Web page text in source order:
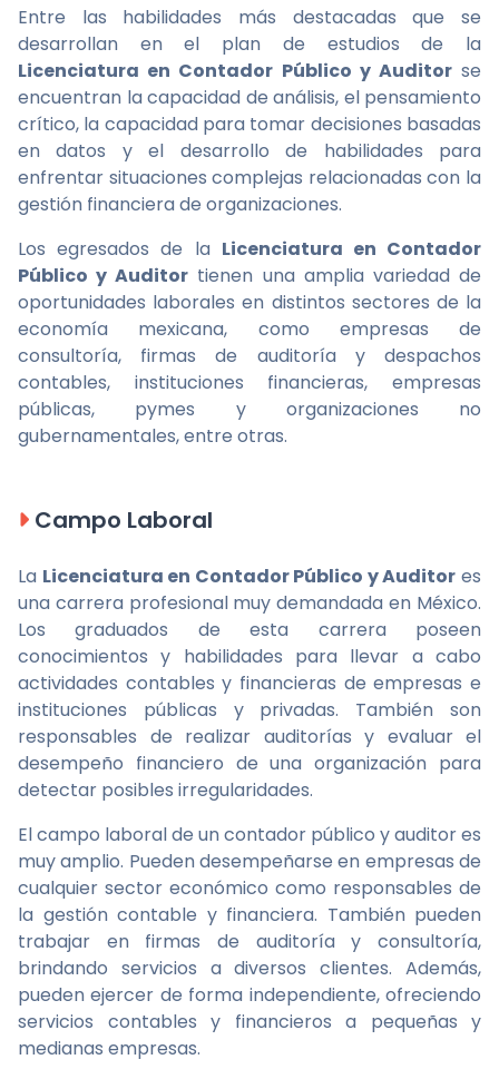
Entre las habilidades más destacadas que se
desarrollan en el plan de estudios de la
Licenciatura en Contador Público y Auditorse
encuentran la capacidad de análisis, el pensamiento
crítico, la capacidad para tomar decisiones basadas
en datos y el desarrollo de habilidades para
enfrentar situaciones complejas relacionadas con la
gestión financiera de organizaciones.
Los egresados de la Licenciatura en Contador
Público y Auditor tienen una amplia variedad de
oportunidades laborales en distintos sectores de la
economía mexicana, como empresas de
consultoría, firmas de auditoría y despachos
contables, instituciones financieras, empresas
públicas, pymes y organizaciones no
gubernamentales, entre otras.
Campo Laboral
La Licenciatura en Contador Público y Auditor es
una carrera profesional muy demandada en México.
Los graduados de esta carrera poseen
conocimientos y habilidades para llevar a cabo
actividades contables y financieras de empresas e
instituciones públicas y privadas. También son
responsables de realizar auditorías y evaluar el
desempeño financiero de una organización para
detectar posibles irregularidades.
El campo laboral de un contador público y auditor es
muy amplio. Pueden desempeñarse en empresas de
cualquier sector económico como responsables de
la gestión contable y financiera. También pueden
trabajar en firmas de auditoría y consultoría,
brindando servicios a diversos clientes. Además,
pueden ejercer de forma independiente, ofreciendo
servicios contables y financieros a pequeñas y
medianas empresas.